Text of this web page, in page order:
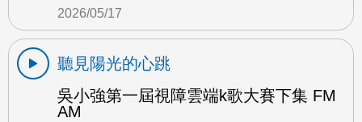
2026/05/17
聽見陽光的心跳
吳小強第一屆視障雲端k歌大賽下集 FM
AM